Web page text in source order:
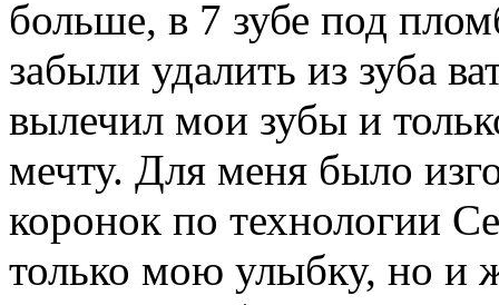
больше, в 7 зубе под
забыли удалить из зуба
вылечил мои зубы и
мечту. Для меня было
коронок по технологии
только мою улыбку, но и